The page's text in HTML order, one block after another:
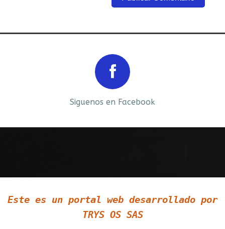
Siguenos en Facebook
Este es un portal web desarrollado por
TRYS OS SAS